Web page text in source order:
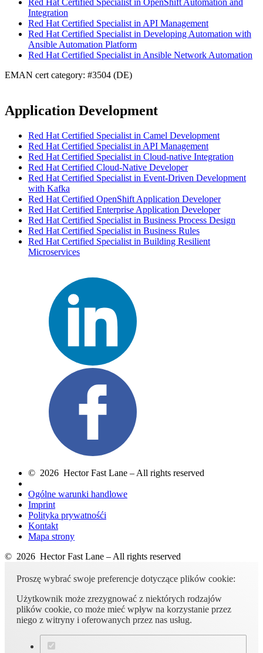
Red Hat Certified Specialist in OpenShift Automation and
Integration
Red Hat Certified Specialist in API Management
Red Hat Certified Specialist in Developing Automation with
Ansible Automation Platform
Red Hat Certified Specialist in Ansible Network Automation
EMAN cert category: #3504 (DE)
Application Development
Red Hat Certified Specialist in Camel Development
Red Hat Certified Specialist in API Management
Red Hat Certified Specialist in Cloud-native Integration
Red Hat Certified Cloud-Native Developer
Red Hat Certified Specialist in Event-Driven Development
with Kafka
Red Hat Certified OpenShift Application Developer
Red Hat Certified Enterprise Application Developer
Red Hat Certified Specialist in Business Process Design
Red Hat Certified Specialist in Business Rules
Red Hat Certified Specialist in Building Resilient
Microservices
© 2026 Hector Fast Lane – All rights reserved
Ogólne warunki handlowe
Imprint
Polityka prywatnośći
Kontakt
Mapa strony
© 2026 Hector Fast Lane – All rights reserved
Proszę wybrać swoje preferencje dotyczące plików cookie:
Użytkownik może zrezygnować z niektórych rodzajów
plików cookie, co może mieć wpływ na korzystanie przez
niego z witryny i oferowanych przez nas usług.